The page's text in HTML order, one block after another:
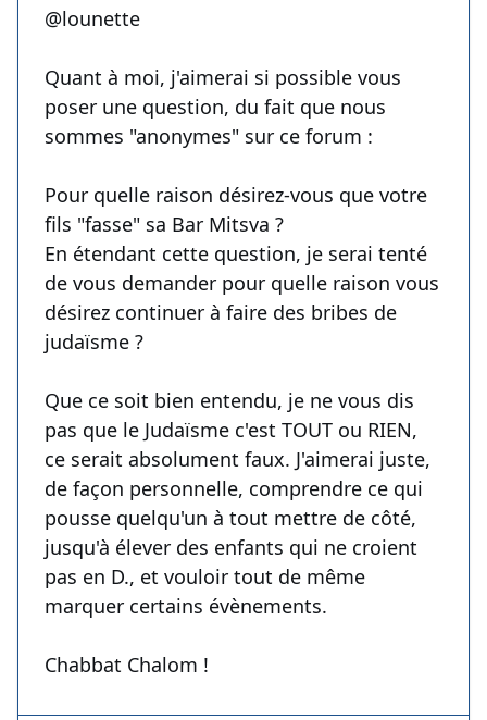
@lounette
Quant à moi, j'aimerai si possible vous
poser une question, du fait que nous
sommes "anonymes" sur ce forum :
Pour quelle raison désirez-vous que votre
fils "fasse" sa Bar Mitsva ?
En étendant cette question, je serai tenté
de vous demander pour quelle raison vous
désirez continuer à faire des bribes de
judaïsme ?
Que ce soit bien entendu, je ne vous dis
pas que le Judaïsme c'est TOUT ou RIEN,
ce serait absolument faux. J'aimerai juste,
de façon personnelle, comprendre ce qui
pousse quelqu'un à tout mettre de côté,
jusqu'à élever des enfants qui ne croient
pas en D., et vouloir tout de même
marquer certains évènements.
Chabbat Chalom !